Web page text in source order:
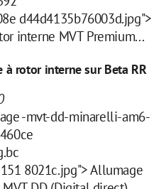
d44d4135b76003d.jpg">
interne MVT Premium...
à rotor interne sur Beta RR
-mvt-dd-minarelli-am6-
8021c.jpg"> Allumage